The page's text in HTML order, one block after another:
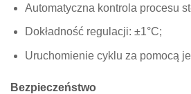
Automatyczna kontrola procesu
Dokładność regulacji: ±1°C;
Uruchomienie cyklu za pomocą
Bezpieczeństwo